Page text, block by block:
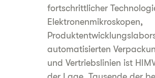
fortschrittlicher
Elektronenmikroskopen,
automatisierten
und Vertriebslinien ist